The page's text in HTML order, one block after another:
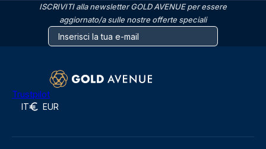
ISCRIVITI alla newsletter GOLD AVENUE per essere
aggiornato/a sulle nostre offerte speciali
Trustpilot
IT EUR